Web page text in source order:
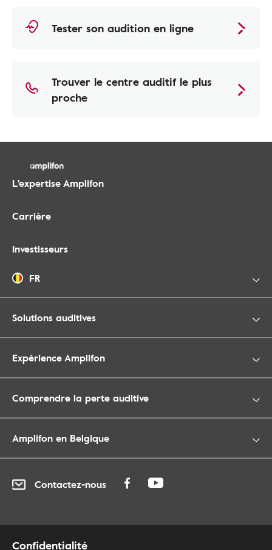
Tester son audition en ligne
Trouver le centre auditif le plus
proche
L'expertise Amplifon
Carrière
Investisseurs
FR
Solutions auditives
Expérience Amplifon
Comprendre la perte auditive
Amplifon en Belgique
Contactez-nous
Confidentialité